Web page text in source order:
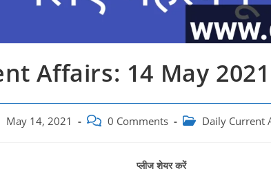
Affairs: 14 May 2021
May 14, 2021
Post 0 Comments
Post Daily Current
प्लीज शेयर करें